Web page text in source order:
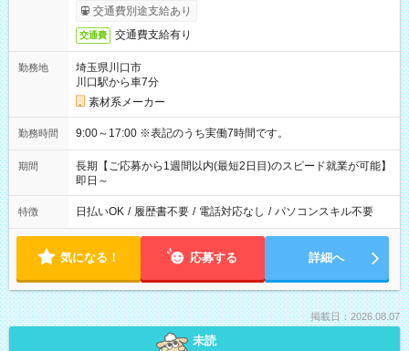
交通費別途支給あり
交通費 交通費支給有り
勤務地
埼玉県川口市
川口駅から車7分
素材系メーカー
勤務時間 9:00～17:00 ※表記のうち実働7時間です。
期間
長期【ご応募から1週間以内(最短2日目)のスピード就業が可能】
即日～
特徴 日払いOK / 履歴書不要 / 電話対応なし / パソコンスキル不要
気になる！ 応募する 詳細へ
掲載日：2026.08.07
未読